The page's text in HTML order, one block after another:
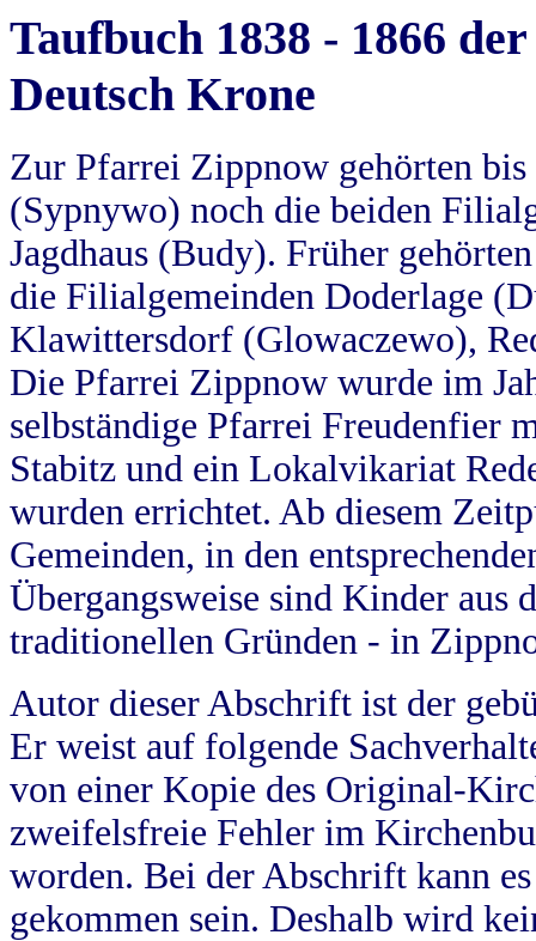
Taufbuch 1838 - 1866
Deutsch Krone
Zur Pfarrei Zippnow gehörten
(Sypnywo) noch die beiden
Jagdhaus (Budy). Früher
die Filialgemeinden Doderlage
Klawittersdorf (Glowaczewo),
Die Pfarrei Zippnow wurde im
selbständige Pfarrei Freudenfier
Stabitz und ein Lokalvikariat
wurden errichtet. Ab diesem
Gemeinden, in den
Übergangsweise sind Kinder aus
traditionellen Gründen - in
Autor dieser Abschrift ist der
Er weist auf folgende
von einer Kopie des Original-
zweifelsfreie Fehler im
worden. Bei der Abschrift kann
gekommen sein. Deshalb wird